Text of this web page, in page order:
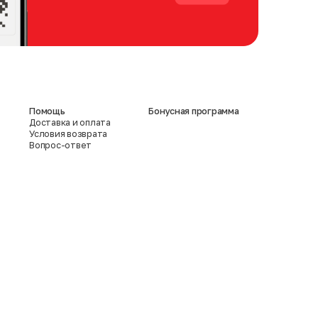
Помощь
Доставка и оплата
Условия возврата
Вопрос-ответ
Бонусная программа